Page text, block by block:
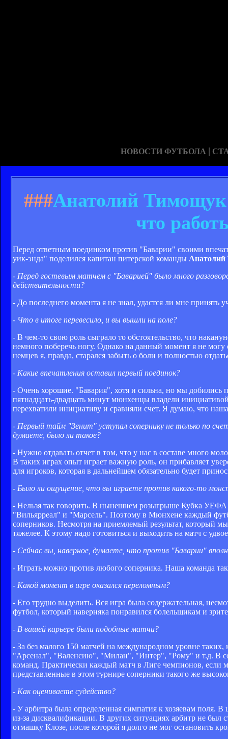
НОВОСТИ ФУТБОЛА |
###Анатолий
что
Перед ответным поединком против "Баварии" своими
уик-энда" поделился капитан питерской команды
- Перед гостевым матчем с "Баварией" было много
действительности?
- До последнего момента я не знал, удастся ли мне принять
- Что в итоге перевесило, и вы вышли на поле?
- В чем-то свою роль сыграло то обстоятельство, что
немного поберечь ногу. Однако на данный момент я не могу
немцев я, правда, старался забыть о боли и полностью
- Какие впечатления оставил первый поединок?
- Очень хорошие. "Бавария", хотя и сильна, но мы добились
пятнадцать-двадцать минут мюнхенцы владели
перехватили инициативу и сравняли счет. Я думаю, что
- Первый тайм "Зенит" уступал сопернику не только по
думаете, было ли такое?
- Нужно отдавать отчет в том, что у нас в составе много
В таких играх опыт играет важную роль, он прибавляет
для игроков, которая в дальнейшем обязательно будет
- Было ли ощущение, что вы играете против какого-то
- Нельзя так говорить. В нынешнем розыгрыше Кубка
"Вильярреал" и "Марсель". Поэтому в Мюнхене каждый
соперников. Несмотря на приемлемый результат, который
тяжелее. К этому надо готовиться и выходить на матч с
- Сейчас вы, наверное, думаете, что против "Баварии"
- Играть можно против любого соперника. Наша команда
- Какой момент в игре оказался переломным?
- Его трудно выделить. Вся игра была содержательная,
футбол, который наверняка понравился болельщикам и
- В вашей карьере были подобные матчи?
- За без малого 150 матчей на международном уровне
"Арсенал", "Валенсию", "Милан", "Интер", "Рому" и т.д. В
команд. Практически каждый матч в Лиге чемпионов, если
представленные в этом турнире соперники такого же
- Как оцениваете судейство?
- У арбитра была определенная симпатия к хозяевам поля.
из-за дисквалификации. В других ситуациях арбитр не был
отмашку Клозе, после которой я долго не мог остановить